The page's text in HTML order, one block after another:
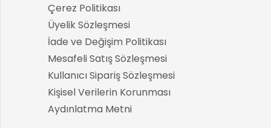
Çerez Politikası
Üyelik Sözleşmesi
İade ve Değişim Politikası
Mesafeli Satış Sözleşmesi
Kullanıcı Sipariş Sözleşmesi
Kişisel Verilerin Korunması
Aydınlatma Metni